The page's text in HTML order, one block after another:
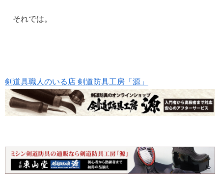
それでは。
剣道具職人のいる店 剣道防具工房「源」